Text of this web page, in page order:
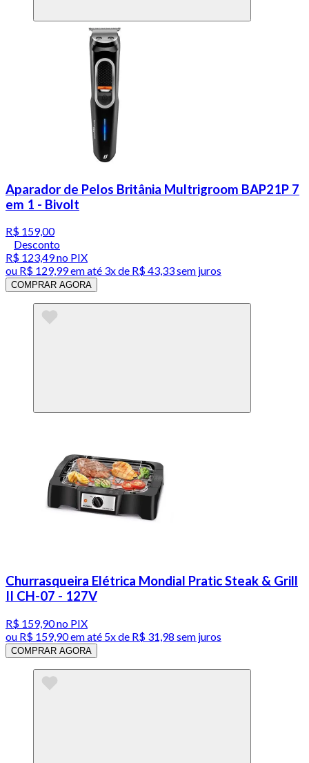
Aparador de Pelos Britânia Multrigroom BAP21P 7
em 1 - Bivolt
R$ 159,00
Desconto
R$ 123,49no PIX
ou R$ 129,99em até 3x de R$ 43,33 sem juros
COMPRAR AGORA
Churrasqueira Elétrica Mondial Pratic Steak & Grill
II CH-07 - 127V
R$ 159,90no PIX
ou R$ 159,90em até 5x de R$ 31,98 sem juros
COMPRAR AGORA